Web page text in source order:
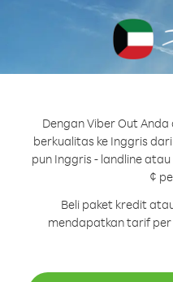
Dengan Viber Out
berkualitas ke Inggris
pun Inggris - landline
¢
Beli paket kredit
mendapatkan tarif